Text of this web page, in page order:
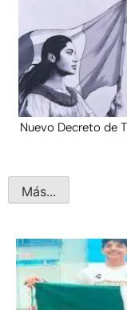
Nuevo Decreto de
Más...